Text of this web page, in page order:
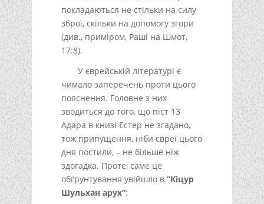
покладаються не стільки на силу
зброї, скільки на допомогу згори
(див., приміром, Раші на Шмот,
17:8).
У єврейській літературі є
чимало заперечень проти цього
пояснення. Головне з них
зводиться до того, що піст 13
Адара в книзі Естер не згадано,
тож припущення, ніби євреї цього
дня постили, – не більше ніж
здогадка. Проте, саме це
обґрунтування увійшло в “Кіцур
Шульхан арух”: